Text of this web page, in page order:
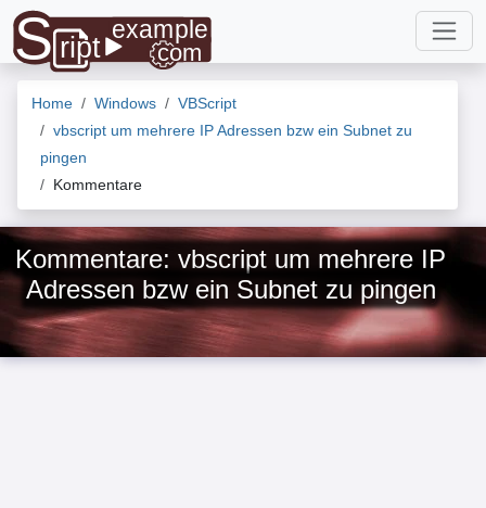
Home Windows
VBScript
vbscript um mehrere IP Adressen bzw ein Subnet zu
pingen
Kommentare
Kommentare: vbscript um mehrere IP
Adressen bzw ein Subnet zu pingen